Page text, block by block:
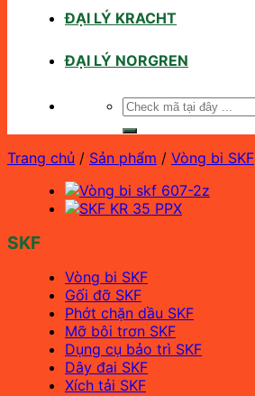
ĐẠI LÝ KRACHT
ĐẠI LÝ NORGREN
Tìm
Trang chủ / Sản phẩm / Vòng bi SKF
SKF
Vòng bi SKF
Gối đỡ SKF
Phớt chặn dầu SKF
Mỡ bôi trơn SKF
Dụng cụ bảo trì SKF
Dây đai SKF
Xích tải SKF